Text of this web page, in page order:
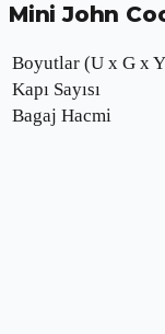
Mini John
Boyutlar (U x G x
Kapı Sayısı
Bagaj Hacmi